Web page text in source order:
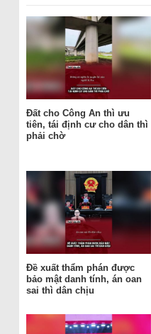
Đất cho Công An thì ưu
tiên, tái định cư cho dân thì
phải chờ
Đề xuất thẩm phán được
bảo mật danh tính, án oan
sai thì dân chịu